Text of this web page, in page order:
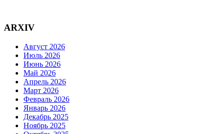
ARXIV
Август 2026
Июль 2026
Июнь 2026
Май 2026
Апрель 2026
Март 2026
Февраль 2026
Январь 2026
Декабрь 2025
Ноябрь 2025